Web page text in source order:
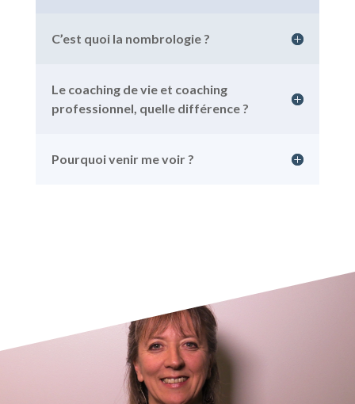
C’est quoi la nombrologie ?
Le coaching de vie et coaching
professionnel, quelle différence ?
Pourquoi venir me voir ?